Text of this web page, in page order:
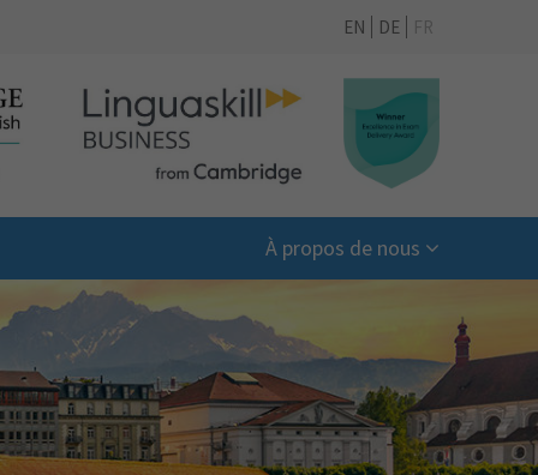
EN DE FR
À propos de nous